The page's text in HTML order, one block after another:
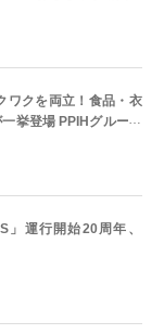
ワクを両立！食品・衣
挙登場 PPIHグループ
り順次スタート
」運行開始20周年、